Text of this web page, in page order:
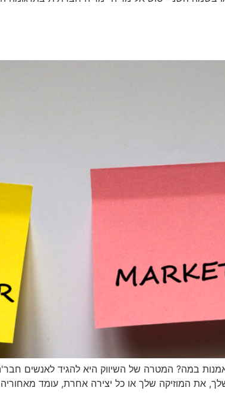
במה? המטרה של השיווק היא להגיד לאנשים חבר'ה
את המוזיקה שלך או כל יצירה אחרת, עומד